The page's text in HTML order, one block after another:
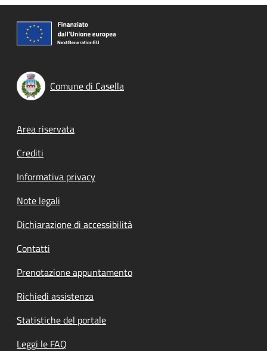
Comune di Casella
Footer menu
Area riservata
Crediti
Informativa privacy
Note legali
Dichiarazione di accessibilità
Contatti
Prenotazione appuntamento
Richiedi assistenza
Statistiche del portale
Leggi le FAQ